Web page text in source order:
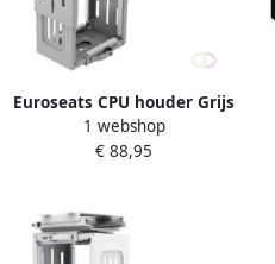
Euroseats CPU houder Grijs
1 webshop
€ 88,95